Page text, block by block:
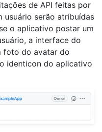
de API feitas por
usuário serão atribuídas
o aplicativo postar um
a interface do
foto do avatar do
identicon do aplicativo